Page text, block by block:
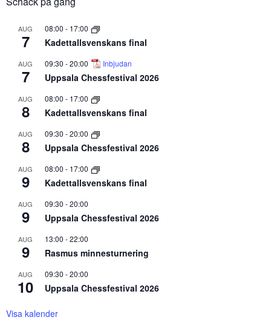
AUG
7
08:00 - 17:00
Kadettallsvenskans final
AUG
7
09:30 -20:00 Inbjudan
Uppsala Chessfestival 2026
AUG
8
08:00 - 17:00
Kadettallsvenskans final
AUG
8
09:30 -20:00
Uppsala Chessfestival 2026
AUG
9
08:00 - 17:00
Kadettallsvenskans final
AUG
9
09:30 -20:00
Uppsala Chessfestival 2026
AUG
9
13:00 -22:00
Rasmus minnesturnering
AUG
10
09:30 -20:00
Uppsala Chessfestival 2026
Visa kalender